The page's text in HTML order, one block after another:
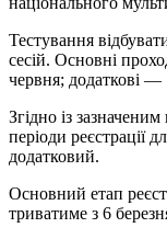
Тестування
сесій. Основні
червня; додаткові
Згідно із
періоди реєстрації
додатковий.
Основний етап
триватиме з 6